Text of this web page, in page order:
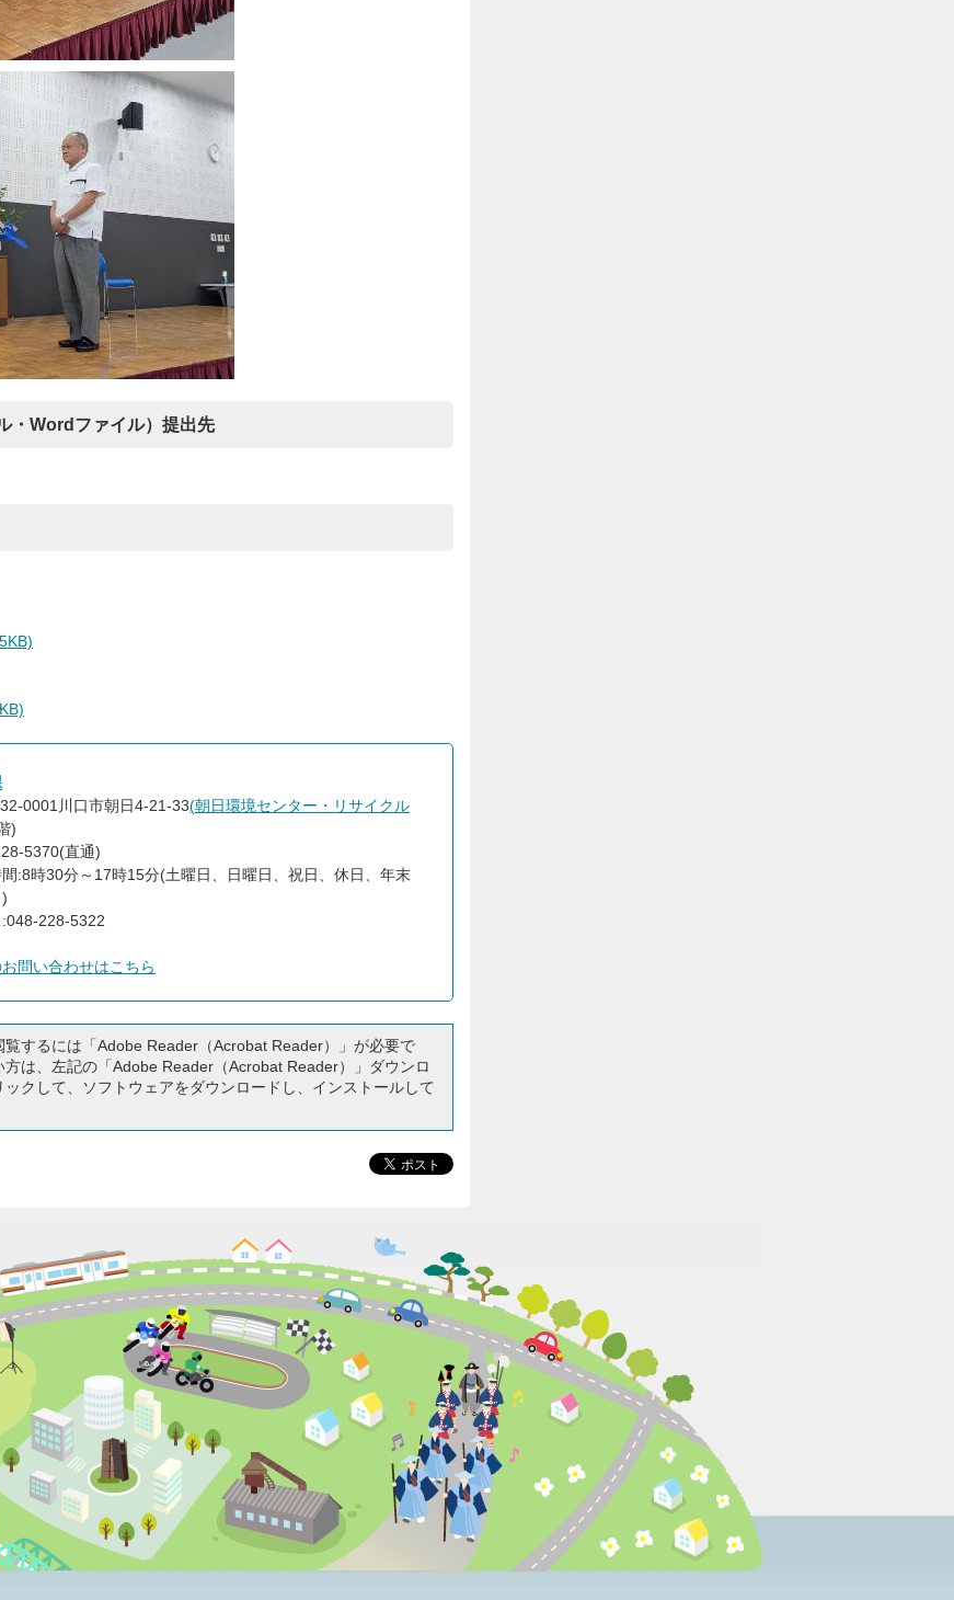
・Wordファイル）提出先
0001川口市朝日4-21-33(朝日環境センター・リサイクル
)
5370(直通)
:8時30分～17時15分(土曜日、日曜日、祝日、休日、年末
228-5322
お問い合わせはこちら
覧するには「Adobe Reader（Acrobat Reader）」が必要で
方は、左記の「Adobe Reader（Acrobat Reader）」ダウンロ
ックして、ソフトウェアをダウンロードし、インストールして